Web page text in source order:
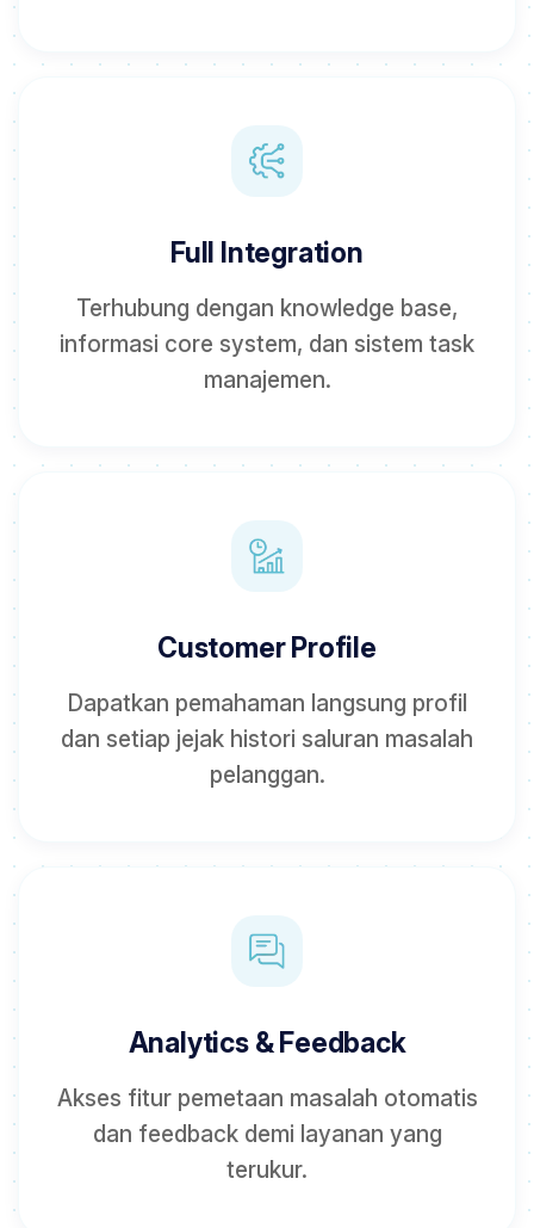
Full Integration
Terhubung dengan knowledge base,
informasi core system, dan sistem task
manajemen.
Customer Profile
Dapatkan pemahaman langsung profil
dan setiap jejak histori saluran masalah
pelanggan.
Analytics & Feedback
Akses fitur pemetaan masalah otomatis
dan feedback demi layanan yang
terukur.